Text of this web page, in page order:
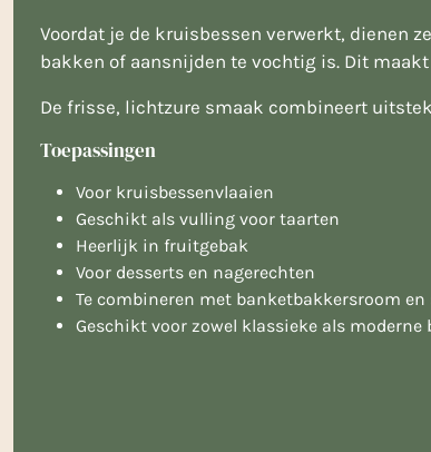
Voordat je de kruisbessen verwerkt, dienen
bakken of aansnijden te vochtig is. Dit
De frisse, lichtzure smaak combineert
Toepassingen
Voor kruisbessenvlaaien
Geschikt als vulling voor taarten
Heerlijk in fruitgebak
Voor desserts en nagerechten
Te combineren met banketbakkersroom en
Geschikt voor zowel klassieke als moderne